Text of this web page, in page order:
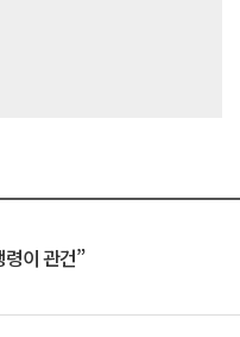
령이 관건”